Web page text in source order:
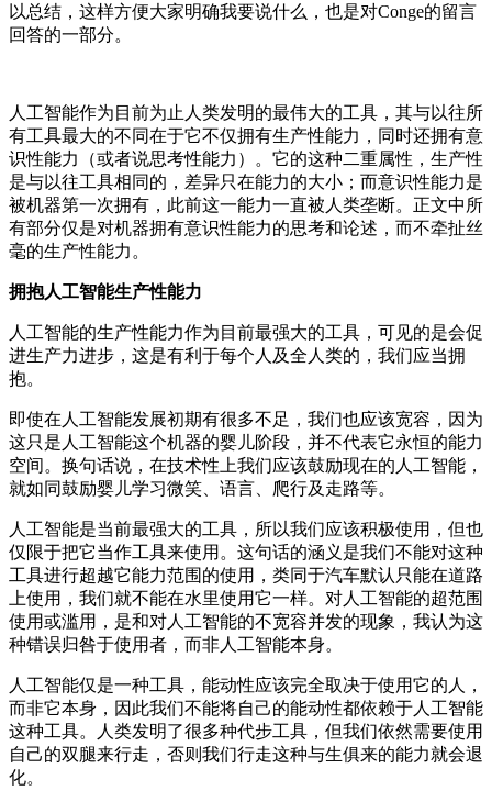
以总结，这样方便大家明确我要说什么，也是对Conge的留言
回答的一部分。
人工智能作为目前为止人类发明的最伟大的工具，其与以往所
有工具最大的不同在于它不仅拥有生产性能力，同时还拥有意
识性能力（或者说思考性能力）。它的这种二重属性，生产性
是与以往工具相同的，差异只在能力的大小；而意识性能力是
被机器第一次拥有，此前这一能力一直被人类垄断。正文中所
有部分仅是对机器拥有意识性能力的思考和论述，而不牵扯丝
毫的生产性能力。
拥抱人工智能生产性能力
人工智能的生产性能力作为目前最强大的工具，可见的是会促
进生产力进步，这是有利于每个人及全人类的，我们应当拥
抱。
即使在人工智能发展初期有很多不足，我们也应该宽容，因为
这只是人工智能这个机器的婴儿阶段，并不代表它永恒的能力
空间。换句话说，在技术性上我们应该鼓励现在的人工智能，
就如同鼓励婴儿学习微笑、语言、爬行及走路等。
人工智能是当前最强大的工具，所以我们应该积极使用，但也
仅限于把它当作工具来使用。这句话的涵义是我们不能对这种
工具进行超越它能力范围的使用，类同于汽车默认只能在道路
上使用，我们就不能在水里使用它一样。对人工智能的超范围
使用或滥用，是和对人工智能的不宽容并发的现象，我认为这
种错误归咎于使用者，而非人工智能本身。
人工智能仅是一种工具，能动性应该完全取决于使用它的人，
而非它本身，因此我们不能将自己的能动性都依赖于人工智能
这种工具。人类发明了很多种代步工具，但我们依然需要使用
自己的双腿来行走，否则我们行走这种与生俱来的能力就会退
化。